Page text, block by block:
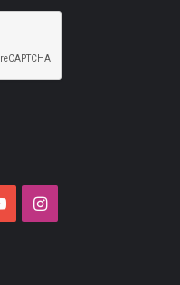
YouTubeInstagram